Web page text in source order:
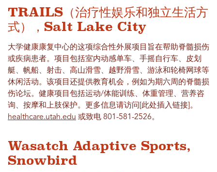
TRAILS（治疗性娱乐和独立生活方
式），Salt Lake City
大学健康康复中心的这项综合性外展项目旨在帮助脊髓损伤
或疾病患者。项目包括室内动感单车、手摇自行车、皮划
艇、帆船、射击、高山滑雪、越野滑雪、游泳和轮椅网球等
休闲活动。该项目还提供教育机会，例如为期六周的脊髓损
伤论坛。健康项目包括运动/体能训练、体重管理、营养咨
询、按摩和上肢保护。更多信息请访问[此处插入链接]。
healthcare.utah.edu 或致电 801-581-2526。
Wasatch Adaptive Sports,
Snowbird